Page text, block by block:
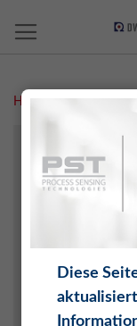
Home
MEDIEN
News Archiv
ORGANISATION
Verwaltungsrat
Diese